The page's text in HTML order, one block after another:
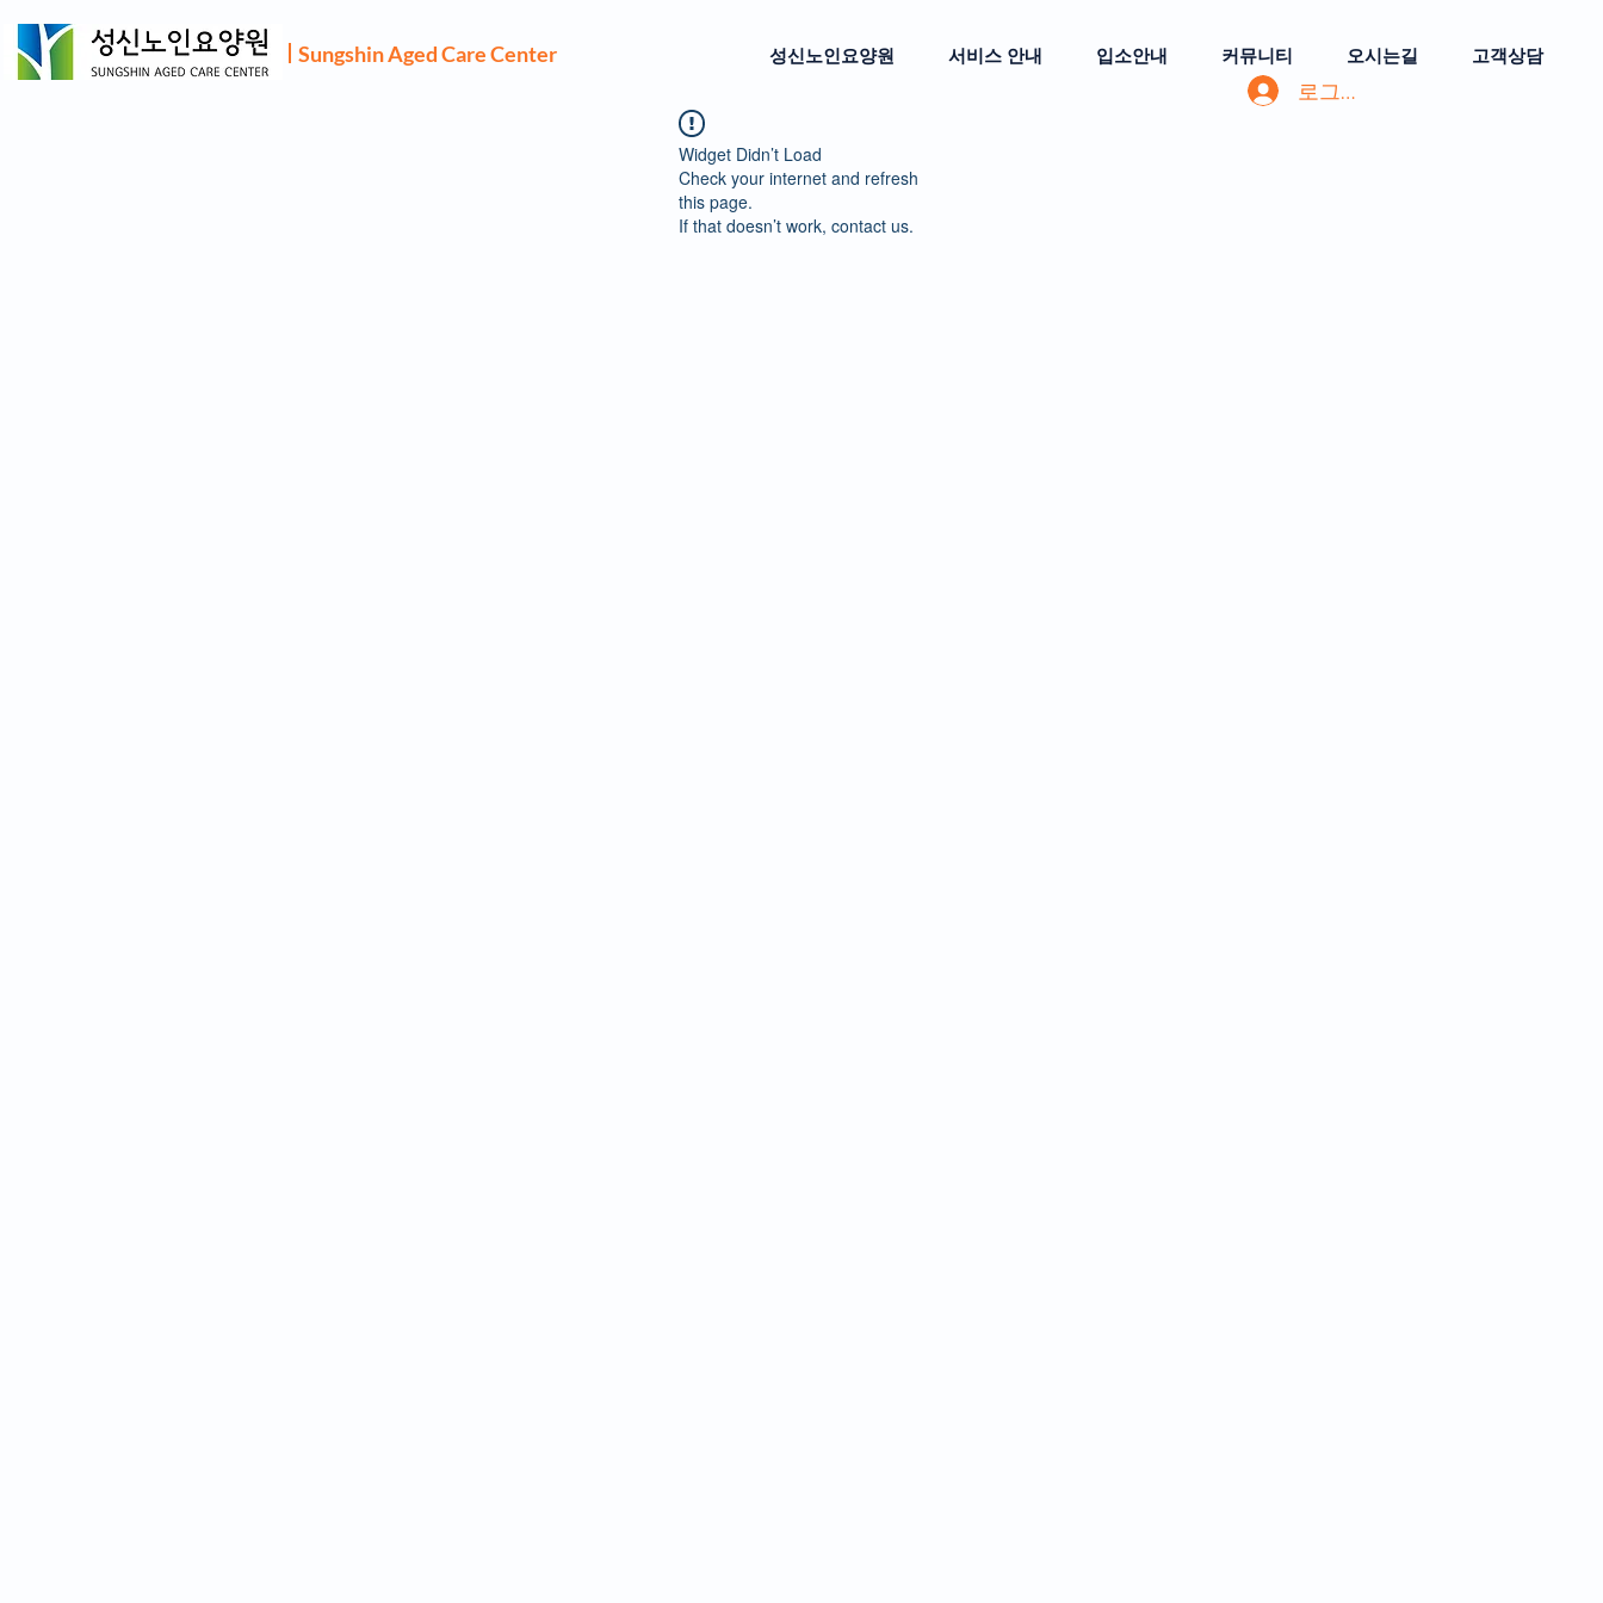
Sungshin Aged Care Center 성신노인요양원 서비스 안내 입소안내 커뮤니티 오시는길 고객상담
로그인
Widget Didn’t Load
Check your internet and refresh
this page.
If that doesn’t work, contact us.